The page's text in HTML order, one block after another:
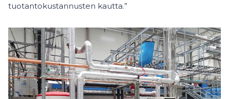
tuotantokustannusten kautta.”